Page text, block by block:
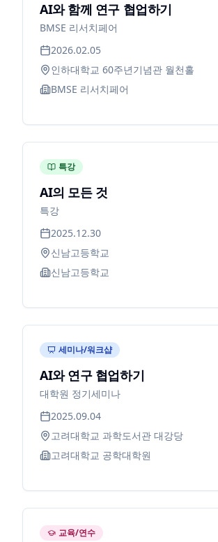
AI와 함께 연구 협업하기
BMSE 리서치페어
2026.02.05
인하대학교 60주년기념관 월천홀
BMSE 리서치페어
특강
AI의 모든 것
특강
2025.12.30
신남고등학교
신남고등학교
세미나/워크샵
AI와 연구 협업하기
대학원 정기세미나
2025.09.04
고려대학교 과학도서관 대강당
고려대학교 공학대학원
교육/연수